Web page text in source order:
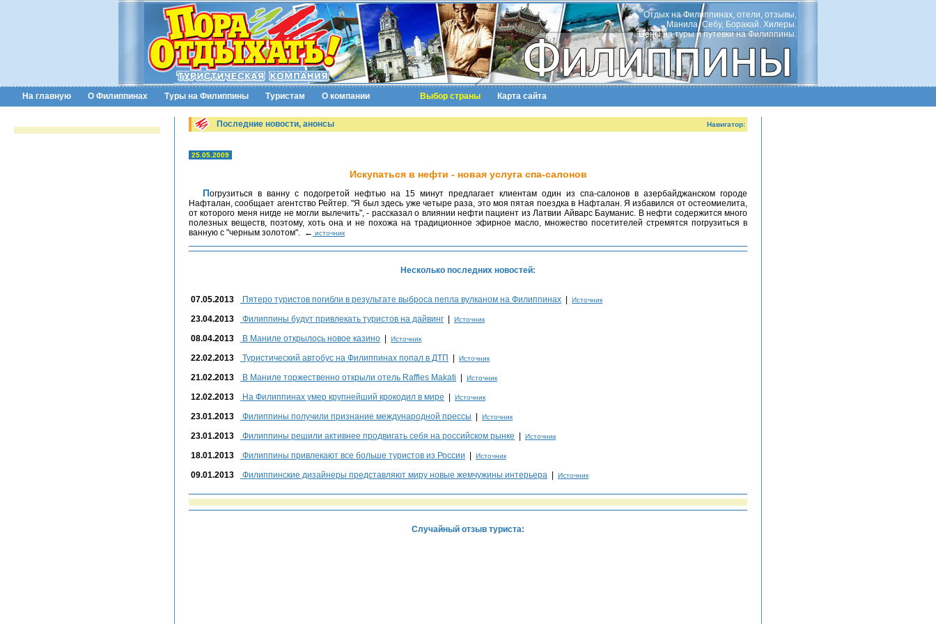
Отдых на Филиппинах, отели, отзывы,
Манила, Себу, Боракай. Хилеры.
Цены на туры и путевки на Филиппины.
На главную О Филиппинах Туры на Филиппины Туристам О компании Выбор страны Карта сайта
Последние новости, анонсы Навигатор:
25.05.2009
Искупаться в нефти - новая услуга спа-салонов
Погрузиться в ванну с подогретой нефтью на 15 минут предлагает клиентам один из спа-салонов в азербайджанском городе
Нафталан, сообщает агентство Рейтер. "Я был здесь уже четыре раза, это моя пятая поездка в Нафталан. Я избавился от остеомиелита,
от которого меня нигде не могли вылечить", - рассказал о влиянии нефти пациент из Латвии Айварс Бауманис. В нефти содержится много
полезных веществ, поэтому, хоть она и не похожа на традиционное эфирное масло, множество посетителей стремятся погрузиться в
ванную с "черным золотом". ← источник
Несколько последних новостей:
07.05.2013 Пятеро туристов погибли в результате выброса пепла вулканом на Филиппинах Источник
23.04.2013 Филиппины будут привлекать туристов на дайвинг Источник
08.04.2013 В Маниле открылось новое казино Источник
22.02.2013 Туристический автобус на Филиппинах попал в ДТП Источник
21.02.2013 В Маниле торжественно открыли отель Raffles Makati Источник
12.02.2013 На Филиппинах умер крупнейший крокодил в мире Источник
23.01.2013 Филиппины получили признание международной прессы Источник
23.01.2013 Филиппины решили активнее продвигать себя на российском рынке Источник
18.01.2013 Филиппины привлекают все больше туристов из России Источник
09.01.2013 Филиппинские дизайнеры представляют миру новые жемчужины интерьера Источник
Случайный отзыв туриста: